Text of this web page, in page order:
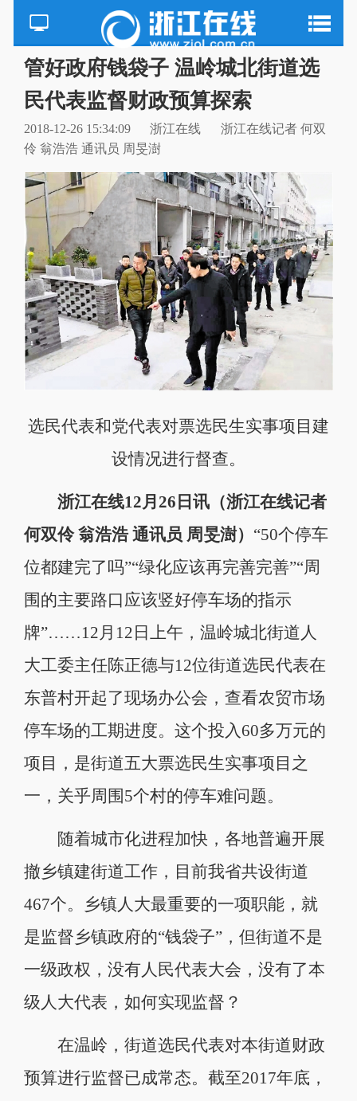
管好政府钱袋子 温岭城北街道选
民代表监督财政预算探索
2018-12-26 15:34:09 浙江在线
浙江在线记者 何双
伶 翁浩浩 通讯员 周旻澍
选民代表和党代表对票选民生实事项目建
设情况进行督查。
浙江在线12月26日讯（浙江在线记者
何双伶 翁浩浩 通讯员 周旻澍） “50个停车
位都建完了吗”“绿化应该再完善完善”“周
围的主要路口应该竖好停车场的指示
牌”……12月12日上午，温岭城北街道人
大工委主任陈正德与12位街道选民代表在
东普村开起了现场办公会，查看农贸市场
停车场的工期进度。这个投入60多万元的
项目，是街道五大票选民生实事项目之
一，关乎周围5个村的停车难问题。
随着城市化进程加快，各地普遍开展
撤乡镇建街道工作，目前我省共设街道
467个。乡镇人大最重要的一项职能，就
是监督乡镇政府的“钱袋子”，但街道不是
一级政权，没有人民代表大会，没有了本
级人大代表，如何实现监督？
在温岭，街道选民代表对本街道财政
预算进行监督已成常态。截至2017年底，